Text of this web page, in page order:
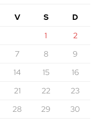
V S
D
1
2
7 8
9
14 15
16
21 22
23
28 29
30